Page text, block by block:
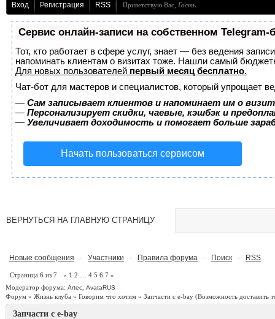
Вход Регистрация RSS Приветствую Вас Гость
Сервис онлайн-записи на собственном Telegram-
Тот, кто работает в сфере услуг, знает — без ведения
напоминать клиентам о визитах тоже. Нашли самый
Для новых пользователей первый месяц бесплатно.
Чат-бот для мастеров и специалистов, который упрощает
— Сам записывает клиентов и напоминает им о
— Персонализирует скидки, чаевые, кэшбэк и
— Увеличивает доходимость и помогает больше
Начать пользоваться сервисом
ВЕРНУТЬСЯ НА ГЛАВНУЮ СТРАНИЦУ
Новые сообщения · Участники · Правила форума · Поиск · RSS
Страница 6 из 7 « 1 2 4 5 6 7 »
Модератор форума: Artec AvataRUS
Форум » Жизнь клуба » Говорим что хотим » Запчасти с e-bay (Возможность доставить
Запчасти с e-bay